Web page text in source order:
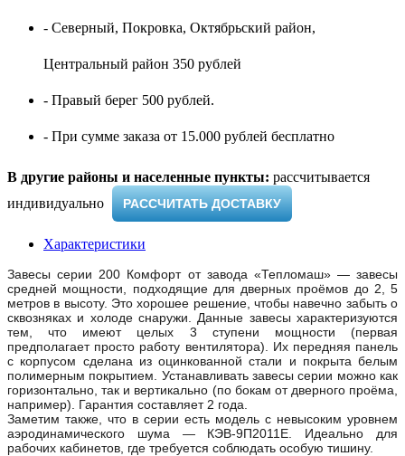
- Северный, Покровка, Октябрьский район,
Центральный район 350 рублей
- Правый берег 500 рублей.
- При сумме заказа от 15.000 рублей бесплатно
В другие районы и населенные пункты: рассчитывается
индивидуально ​
РАССЧИТАТЬ ДОСТАВКУ
Характеристики
Завесы серии 200 Комфорт от завода «Тепломаш» — завесы
средней мощности, подходящие для дверных проёмов до 2, 5
метров в высоту. Это хорошее решение, чтобы навечно забыть о
сквозняках и холоде снаружи. Данные завесы характеризуются
тем, что имеют целых 3 ступени мощности (первая
предполагает просто работу вентилятора). Их передняя панель
с корпусом сделана из оцинкованной стали и покрыта белым
полимерным покрытием. Устанавливать завесы серии можно как
горизонтально, так и вертикально (по бокам от дверного проёма,
например). Гарантия составляет 2 года.
Заметим также, что в серии есть модель с невысоким уровнем
аэродинамического шума — КЭВ-9П2011Е. Идеально для
рабочих кабинетов, где требуется соблюдать особую тишину.